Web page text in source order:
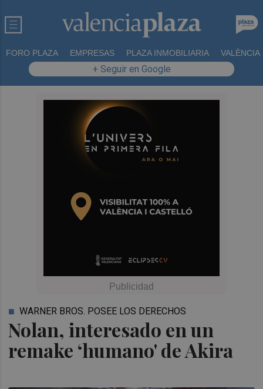
FORO PLAZA EMPRESAS PLAZA INMOBILIARIA VALÈNCIA
+ Seguir en Google
Nolan, interesado en un
remake ‘humano' de Akira
WARNER BROS. POSEE LOS DERECHOS